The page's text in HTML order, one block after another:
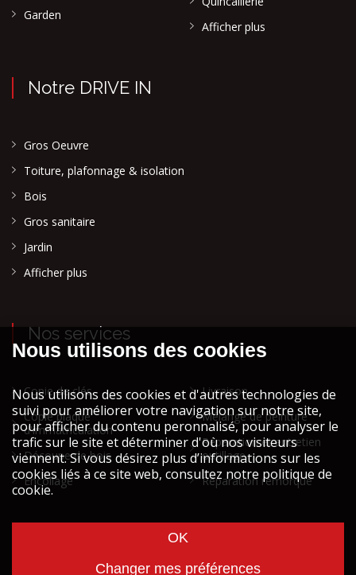
Garden
Afficher plus
Notre DRIVE IN
Gros Oeuvre
Toiture, plafonnage & isolation
Bois
Gros sanitaire
Jardin
Afficher plus
Nos services
Copie de clés
Copie plaque
d'immatriculation
Découpe de bois
Encollage
Livraison
Mélange de peinture
Réparation et entretien
outillage
Réparation remorque
Mentions légales STOCK ATH